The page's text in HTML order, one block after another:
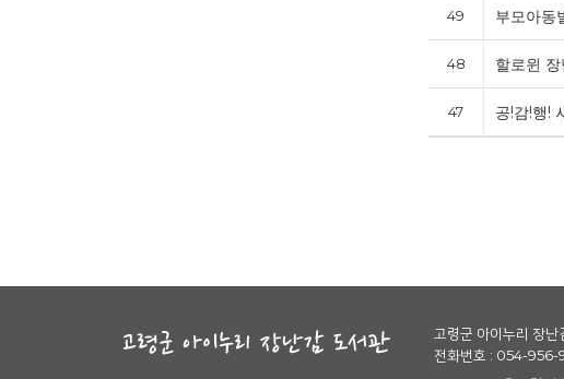
49 부모아동
48 할로윈
47 공!감!행!
고령군 아이누리 장난
전화번호 : 054-